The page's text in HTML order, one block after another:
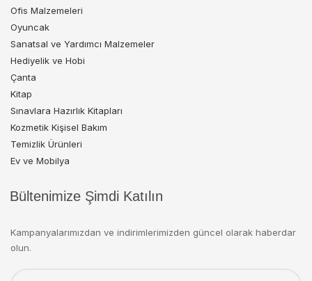
Ofis Malzemeleri
Oyuncak
Sanatsal ve Yardımcı Malzemeler
Hediyelik ve Hobi
Çanta
Kitap
Sınavlara Hazırlık Kitapları
Kozmetik Kişisel Bakım
Temizlik Ürünleri
Ev ve Mobilya
Bültenimize Şimdi Katılın
Kampanyalarımızdan ve indirimlerimizden güncel olarak haberdar
olun.